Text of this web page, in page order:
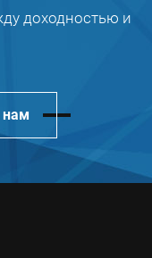
доходностью и
нам